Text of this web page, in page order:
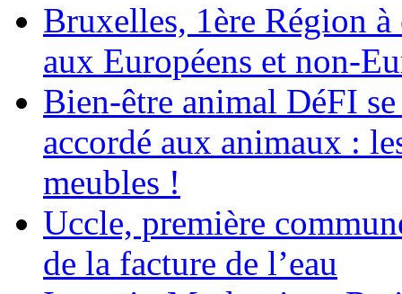
Bruxelles, 1ère Région
aux Européens et non-
Bien-être animal DéFI
accordé aux animaux :
meubles !
Uccle, première
de la facture de l’eau